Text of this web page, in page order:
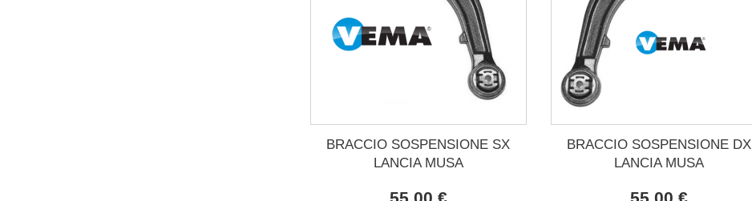
BRACCIO SOSPENSIONE SX
LANCIA MUSA
BRACCIO SOSPENSIONE DX
LANCIA MUSA